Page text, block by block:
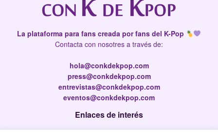
La plataforma para fans creada por fans del K-Pop
Contacta con nosotres a través de:
hola@conkdekpop.com
press@conkdekpop.com
entrevistas@conkdekpop.com
eventos@conkdekpop.com
Enlaces de interés